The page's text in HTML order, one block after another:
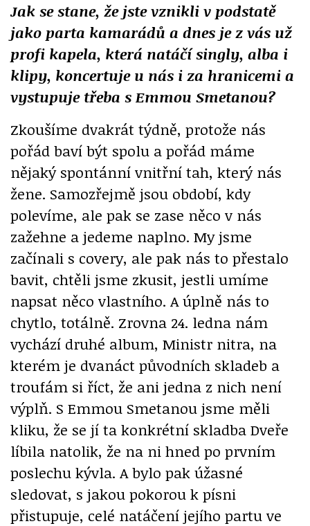
Jak se stane, že jste vznikli v podstatě
jako parta kamarádů a dnes je z vás už
profi kapela, která natáčí singly, alba i
klipy, koncertuje u nás i za hranicemi a
vystupuje třeba s Emmou Smetanou?
Zkoušíme dvakrát týdně, protože nás
pořád baví být spolu a pořád máme
nějaký spontánní vnitřní tah, který nás
žene. Samozřejmě jsou období, kdy
polevíme, ale pak se zase něco v nás
zažehne a jedeme naplno. My jsme
začínali s covery, ale pak nás to přestalo
bavit, chtěli jsme zkusit, jestli umíme
napsat něco vlastního. A úplně nás to
chytlo, totálně. Zrovna 24. ledna nám
vychází druhé album, Ministr nitra, na
kterém je dvanáct původních skladeb a
troufám si říct, že ani jedna z nich není
výplň. S Emmou Smetanou jsme měli
kliku, že se jí ta konkrétní skladba Dveře
líbila natolik, že na ni hned po prvním
poslechu kývla. A bylo pak úžasné
sledovat, s jakou pokorou k písni
přistupuje, celé natáčení jejího partu ve